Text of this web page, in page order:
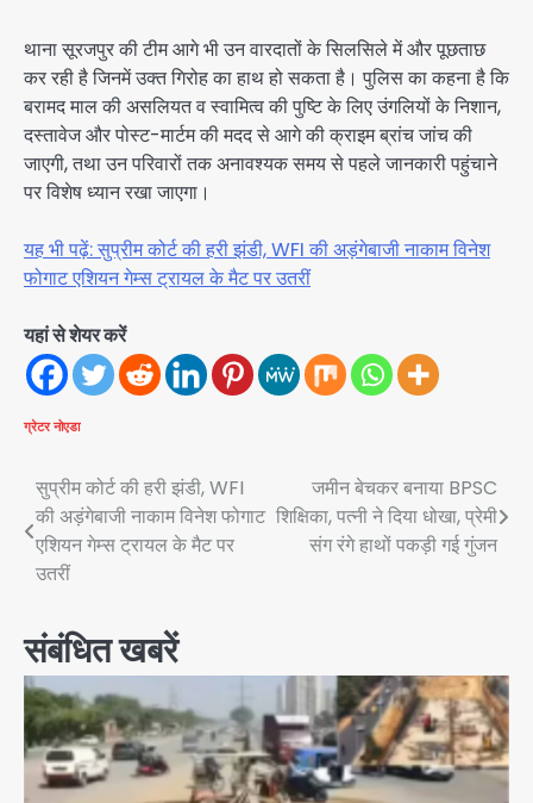
थाना सूरजपुर की टीम आगे भी उन वारदातों के सिलसिले में और पूछताछ
कर रही है जिनमें उक्त गिरोह का हाथ हो सकता है। पुलिस का कहना है कि
बरामद माल की असलियत व स्वामित्व की पुष्टि के लिए उंगलियों के निशान,
दस्तावेज और पोस्ट-मार्टम की मदद से आगे की क्राइम ब्रांच जांच की
जाएगी, तथा उन परिवारों तक अनावश्यक समय से पहले जानकारी पहुंचाने
पर विशेष ध्यान रखा जाएगा।
यह भी पढ़ें: सुप्रीम कोर्ट की हरी झंडी, WFI की अड़ंगेबाजी नाकाम विनेश
फोगाट एशियन गेम्स ट्रायल के मैट पर उतरीं
यहां से शेयर करें
ग्रेटर नोएडा
Post
navigation
सुप्रीम कोर्ट की हरी झंडी, WFI
की अड़ंगेबाजी नाकाम विनेश फोगाट
एशियन गेम्स ट्रायल के मैट पर
उतरीं
जमीन बेचकर बनाया BPSC
शिक्षिका, पत्नी ने दिया धोखा, प्रेमी
संग रंगे हाथों पकड़ी गई गुंजन
संबंधित खबरें